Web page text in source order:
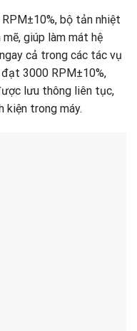
bộ tản nhiệt
giúp làm mát hệ
cả trong các tác vụ
3000 RPM±10%,
lưu thông liên tục,
kiện trong máy.